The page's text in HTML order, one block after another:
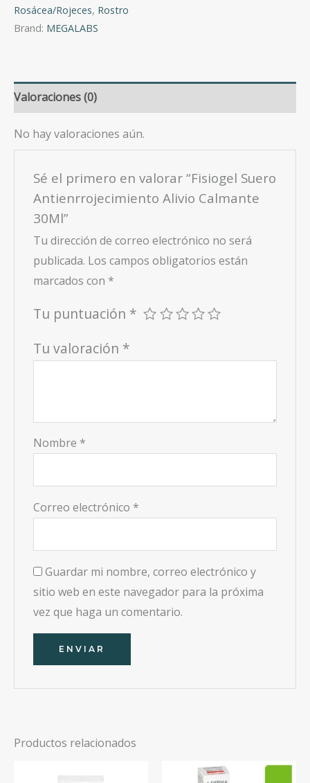
Rosácea/Rojeces, Rostro
Brand: MEGALABS
Valoraciones (0)
No hay valoraciones aún.
Sé el primero en valorar “Fisiogel Suero
Antienrrojecimiento Alivio Calmante
30Ml”
Tu dirección de correo electrónico no será
publicada. Los campos obligatorios están
marcados con *
Tu puntuación *
Tu valoración *
Nombre *
Correo electrónico *
Guardar mi nombre, correo electrónico y
sitio web en este navegador para la próxima
vez que haga un comentario.
Productos relacionados